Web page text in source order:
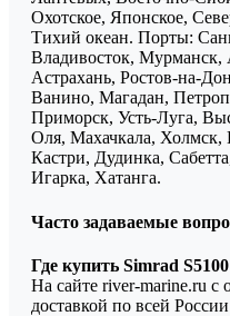
Охотское, Японское,
Тихий океан. Порты:
Владивосток, Мурманск,
Астрахань, Ростов-на-
Ванино, Магадан,
Приморск, Усть-Луга,
Оля, Махачкала, Холмск,
Кастри, Дудинка,
Игарка, Хатанга.
Часто задаваемые
Где купить Simrad
На сайте river-marine.ru с
доставкой по всей